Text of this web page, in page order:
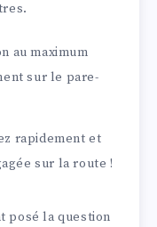
au maximum
sur le pare-
rapidement et
sur la route !
posé la question